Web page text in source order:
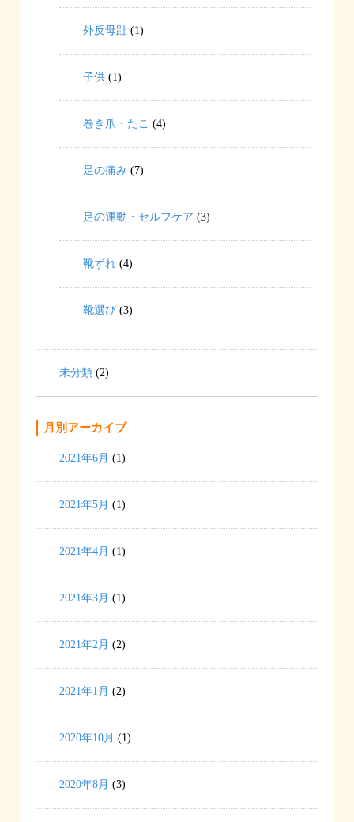
外反母趾 (1)
子供 (1)
巻き爪・たこ (4)
足の痛み (7)
足の運動・セルフケア (3)
靴ずれ (4)
靴選び (3)
未分類 (2)
月別アーカイブ
2021年6月 (1)
2021年5月 (1)
2021年4月 (1)
2021年3月 (1)
2021年2月 (2)
2021年1月 (2)
2020年10月 (1)
2020年8月 (3)